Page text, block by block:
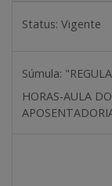
Status: Vigente
Súmula:
HORAS-AULA